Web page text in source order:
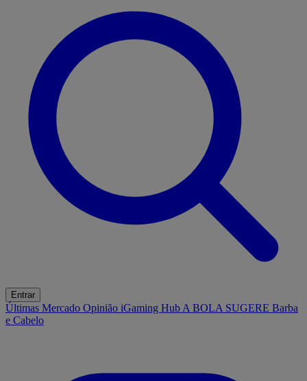
Entrar
Últimas Mercado Opinião iGaming Hub A BOLA SUGERE Barba
e Cabelo